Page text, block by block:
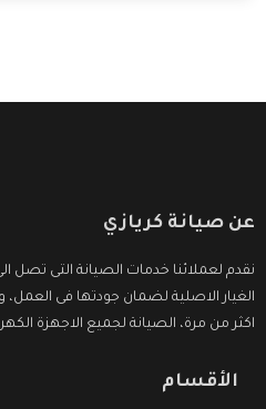
عن صيانة كريازي
نقدم لعملائنا خدمات الصيانة التى
الغيار الاصلية لضمان جودتها فى
اكثر من مرة، الصيانة لجميع الاجهزة
الأقسام